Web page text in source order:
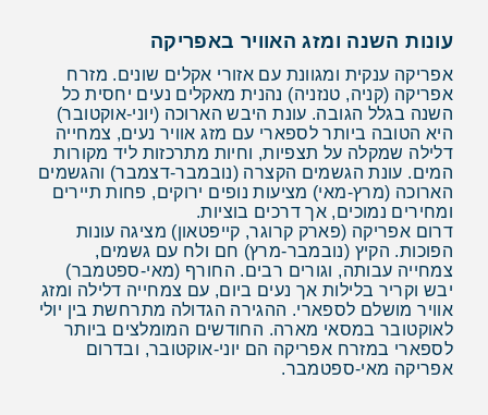
עונות השנה ומזג האוויר באפריקה
אפריקה ענקית ומגוונת עם אזורי אקלים שונים. מזרח
אפריקה (קניה, טנזניה) נהנית מאקלים נעים יחסית כל
השנה בגלל הגובה. עונת היבש הארוכה (יוני-אוקטובר)
היא הטובה ביותר לספארי עם מזג אוויר נעים, צמחייה
דלילה שמקלה על תצפיות, וחיות מתרכזות ליד מקורות
המים. עונת הגשמים הקצרה (נובמבר-דצמבר) והגשמים
הארוכה (מרץ-מאי) מציעות נופים ירוקים, פחות תיירים
ומחירים נמוכים, אך דרכים בוציות.
דרום אפריקה (פארק קרוגר, קייפטאון) מציגה עונות
הפוכות. הקיץ (נובמבר-מרץ) חם ולח עם גשמים,
צמחייה עבותה, וגורים רבים. החורף (מאי-ספטמבר)
יבש וקריר בלילות אך נעים ביום, עם צמחייה דלילה ומזג
אוויר מושלם לספארי. ההגירה הגדולה מתרחשת בין יולי
לאוקטובר במסאי מארה. החודשים המומלצים ביותר
לספארי במזרח אפריקה הם יוני-אוקטובר, ובדרום
אפריקה מאי-ספטמבר.